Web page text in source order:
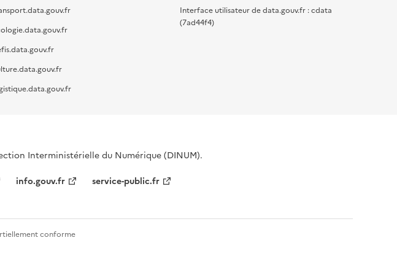
Interface utilisateur de data.gouv.fr : cdata
(7ad44f4)
Interministérielle du Numérique (DINUM).
info.gouv.fr service-public.fr
conforme